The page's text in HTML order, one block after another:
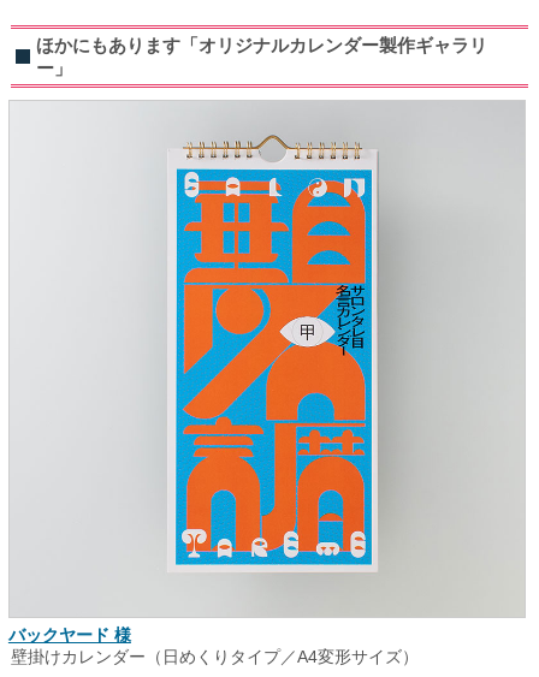
ほかにもあります「オリジナルカレンダー製作ギャラリ
ー」
バックヤード 様
壁掛けカレンダー（日めくりタイプ／A4変形サイズ）